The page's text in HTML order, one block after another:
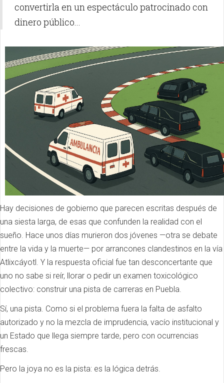
convertirla en un espectáculo patrocinado con
dinero público...
Hay decisiones de gobierno que parecen escritas después de
una siesta larga, de esas que confunden la realidad con el
sueño. Hace unos días murieron dos jóvenes —otra se debate
entre la vida y la muerte— por arrancones clandestinos en la vía
Atlixcáyotl. Y la respuesta oficial fue tan desconcertante que
uno no sabe si reír, llorar o pedir un examen toxicológico
colectivo: construir una pista de carreras en Puebla.
Sí, una pista. Como si el problema fuera la falta de asfalto
autorizado y no la mezcla de imprudencia, vacío institucional y
un Estado que llega siempre tarde, pero con ocurrencias
frescas.
Pero la joya no es la pista: es la lógica detrás.